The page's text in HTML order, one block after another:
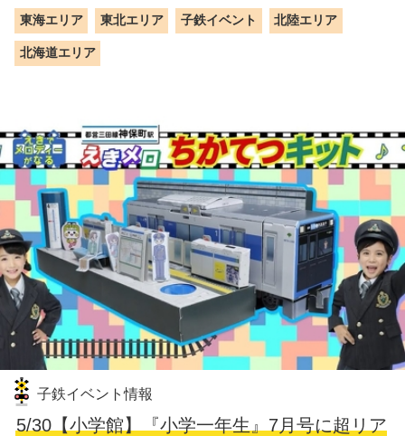
東海エリア 東北エリア 子鉄イベント 北陸エリア
北海道エリア
子鉄イベント情報
5/30【小学館】『小学一年生』7月号に超リア